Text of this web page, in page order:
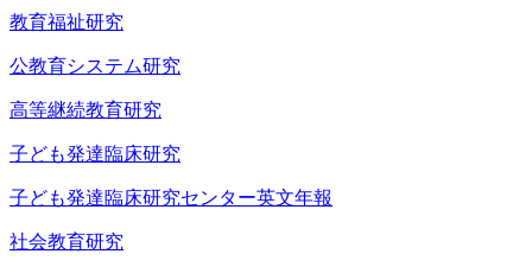
教育福祉研究
公教育システム研究
高等継続教育研究
子ども発達臨床研究
子ども発達臨床研究センター英文年報
社会教育研究